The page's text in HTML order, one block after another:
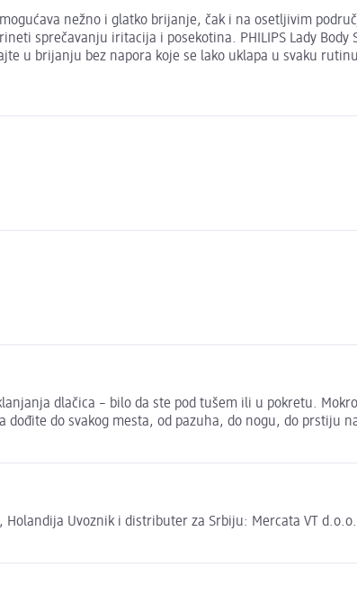
nežno i glatko brijanje, čak i na osetljivim
sprečavanju iritacija i posekotina. PHILIPS Lady
u brijanju bez napora koje se lako uklapa u svaku
dlačica – bilo da ste pod tušem ili u pokretu.
dođite do svakog mesta, od pazuha, do nogu, do
Uvoznik i distributer za Srbiju: Mercata VT d.o.o.